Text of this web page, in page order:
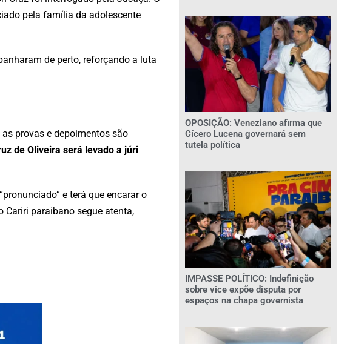
pela família da adolescente
de perto, reforçando a luta
provas e depoimentos são
de Oliveira será levado a júri
e terá que encarar o
paraibano segue atenta,
OPOSIÇÃO: Veneziano afirma que
Cícero Lucena governará sem
tutela política
IMPASSE POLÍTICO: Indefinição
sobre vice expõe disputa por
espaços na chapa governista